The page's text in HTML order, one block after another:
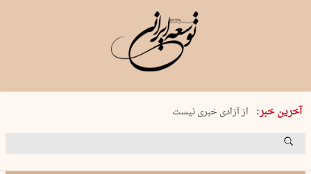
آخرین خبر:
یکشنبه 18 مرداد 1405 شماره 2245
از آزادی خبری نیست
۸۸۸ نفر سال گذشته بر اثر غرق‌شدگی جان …